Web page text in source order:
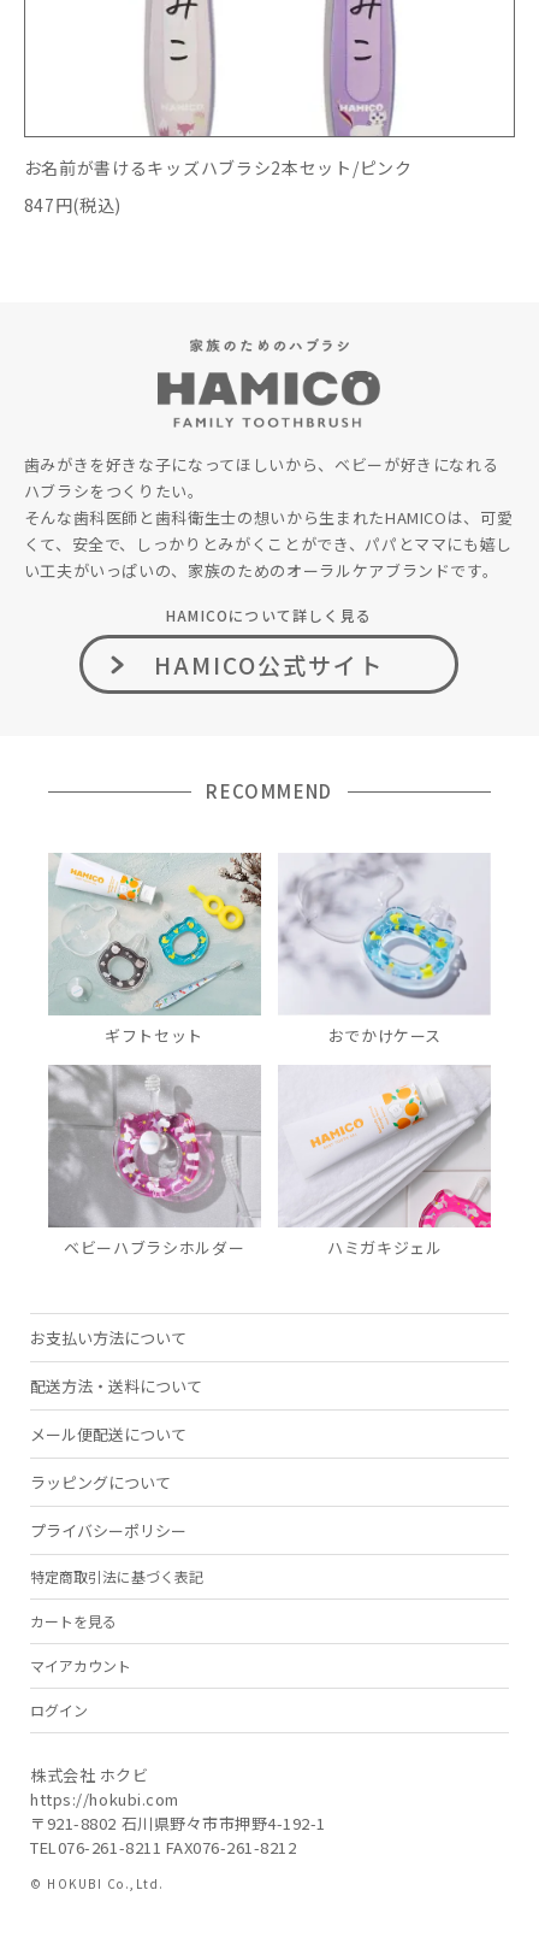
お名前が書けるキッズハブラシ2本セット/ピンク
847円(税込)
歯みがきを好きな子になってほしいから、ベビーが好きになれる
ハブラシをつくりたい。
そんな歯科医師と歯科衛生士の想いから生まれたHAMICOは、可愛
くて、安全で、しっかりとみがくことができ、パパとママにも嬉し
い工夫がいっぱいの、家族のためのオーラルケアブランドです。
HAMICOについて詳しく見る
HAMICO公式サイト
RECOMMEND
ギフトセット おでかけケース
ベビーハブラシホルダー ハミガキジェル
お支払い方法について
配送方法・送料について
メール便配送について
ラッピングについて
プライバシーポリシー
特定商取引法に基づく表記
カートを見る
マイアカウント
ログイン
株式会社 ホクビ
https://hokubi.com
〒921-8802 石川県野々市市押野4-192-1
TEL076-261-8211 FAX076-261-8212
© HOKUBI Co.,Ltd.